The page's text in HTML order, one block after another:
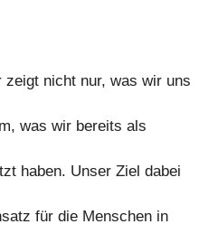
zeigt nicht nur, was wir uns
was wir bereits als
haben. Unser Ziel dabei
für die Menschen in